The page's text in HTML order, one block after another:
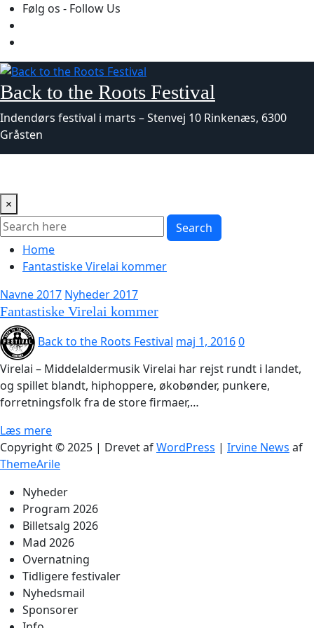
Skip
to
content
Følg os - Follow Us
Back to the Roots Festival
Indendørs festival i marts – Stenvej 10 Rinkenæs, 6300
Gråsten
×
Search
Home
Fantastiske Virelai kommer
Navne 2017 Nyheder 2017
Fantastiske Virelai kommer
Back to the Roots Festival maj 1, 20160
Virelai – Middelaldermusik Virelai har rejst rundt i landet,
og spillet blandt, hiphoppere, økobønder, punkere,
forretningsfolk fra de store firmaer,…
Læs mere
Copyright © 2025 | Drevet afWordPress | Irvine News af
ThemeArile
Nyheder
Program 2026
Billetsalg 2026
Mad 2026
Overnatning
Tidligere festivaler
Nyhedsmail
Sponsorer